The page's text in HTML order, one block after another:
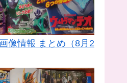
像情報 まとめ（8月2